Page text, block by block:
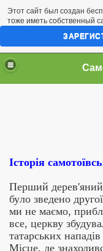
Історія
Перший дерев'ян
було зведено другої
ми не маємо,
все, церкву
татарських
Місце, де
Этот сайт был создан
тоже иметь собственный